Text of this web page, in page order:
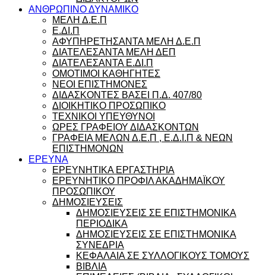
ΑΝΘΡΩΠΙΝΟ ΔΥΝΑΜΙΚΟ
ΜΕΛΗ Δ.Ε.Π
Ε.ΔΙ.Π
ΑΦΥΠΗΡΕΤΗΣΑΝΤΑ ΜΕΛΗ Δ.Ε.Π
ΔΙΑΤΕΛΕΣΑΝΤΑ ΜΕΛΗ ΔΕΠ
ΔΙΑΤΕΛΕΣΑΝΤΑ Ε.ΔΙ.Π
ΟΜΟΤΙΜΟΙ ΚΑΘΗΓΗΤΕΣ
ΝΕΟΙ ΕΠΙΣΤΗΜΟΝΕΣ
ΔΙΔΑΣΚΟΝΤΕΣ ΒΑΣΕΙ Π.Δ. 407/80
ΔΙΟΙΚΗΤΙΚΟ ΠΡΟΣΩΠΙΚΟ
ΤΕΧΝΙΚΟΙ ΥΠΕΥΘΥΝΟΙ
ΩΡΕΣ ΓΡΑΦΕΙΟΥ ΔΙΔΑΣΚΟΝΤΩΝ
ΓΡΑΦΕΙΑ ΜΕΛΩΝ Δ.Ε.Π , Ε.Δ.Ι.Π & ΝΕΩΝ
ΕΠΙΣΤΗΜΟΝΩΝ
ΕΡΕΥΝΑ
ΕΡΕΥΝΗΤΙΚΑ ΕΡΓΑΣΤΗΡΙΑ
ΕΡΕΥΝΗΤΙΚΟ ΠΡΟΦΙΛ ΑΚΑΔΗΜΑΪΚΟΥ
ΠΡΟΣΩΠΙΚΟΥ
ΔΗΜΟΣΙΕΥΣΕΙΣ
ΔΗΜΟΣΙΕΥΣΕΙΣ ΣΕ ΕΠΙΣΤΗΜΟΝΙΚΑ
ΠΕΡΙΟΔΙΚΑ
ΔΗΜΟΣΙΕΥΣΕΙΣ ΣΕ ΕΠΙΣΤΗΜΟΝΙΚΑ
ΣΥΝΕΔΡΙΑ
ΚΕΦΑΛΑΙΑ ΣΕ ΣΥΛΛΟΓΙΚΟΥΣ ΤΟΜΟΥΣ
ΒΙΒΛΙΑ